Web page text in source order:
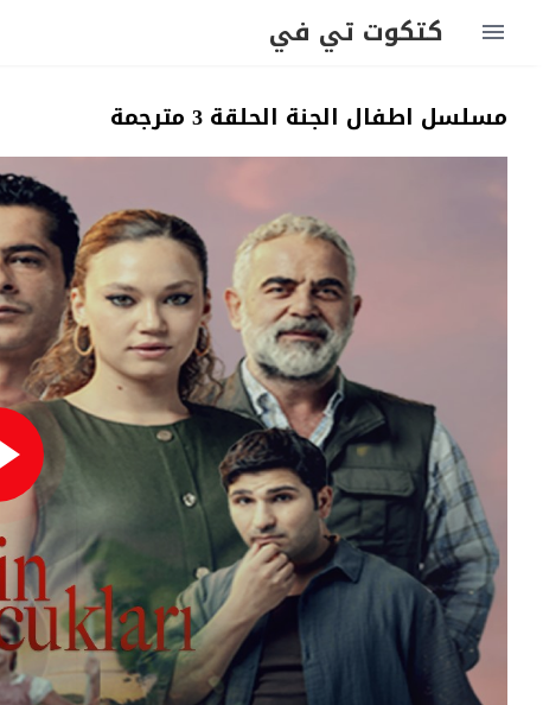
كتكوت تي في
مسلسل اطفال الجنة الحلقة 3 مترجمة